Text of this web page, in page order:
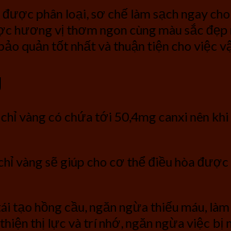
phân loại, sơ chế làm sạch ngay
hương vị thơm ngon cùng màu sắc
quản tốt nhất và thuận tiện cho việc
vàng có chứa tới 50,4mg canxi nên
vàng sẽ giúp cho cơ thể điều hòa
hồng cầu, ngăn ngừa thiếu máu,
thị lực và trí nhớ, ngăn ngừa việc bị